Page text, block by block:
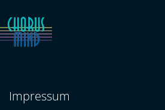
Zum Hauptinhalt springen
Impressum